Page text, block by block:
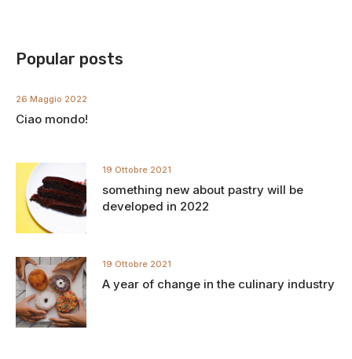
Popular posts
26 Maggio 2022
Ciao mondo!
19 Ottobre 2021
something new about pastry will be
developed in 2022
19 Ottobre 2021
A year of change in the culinary industry